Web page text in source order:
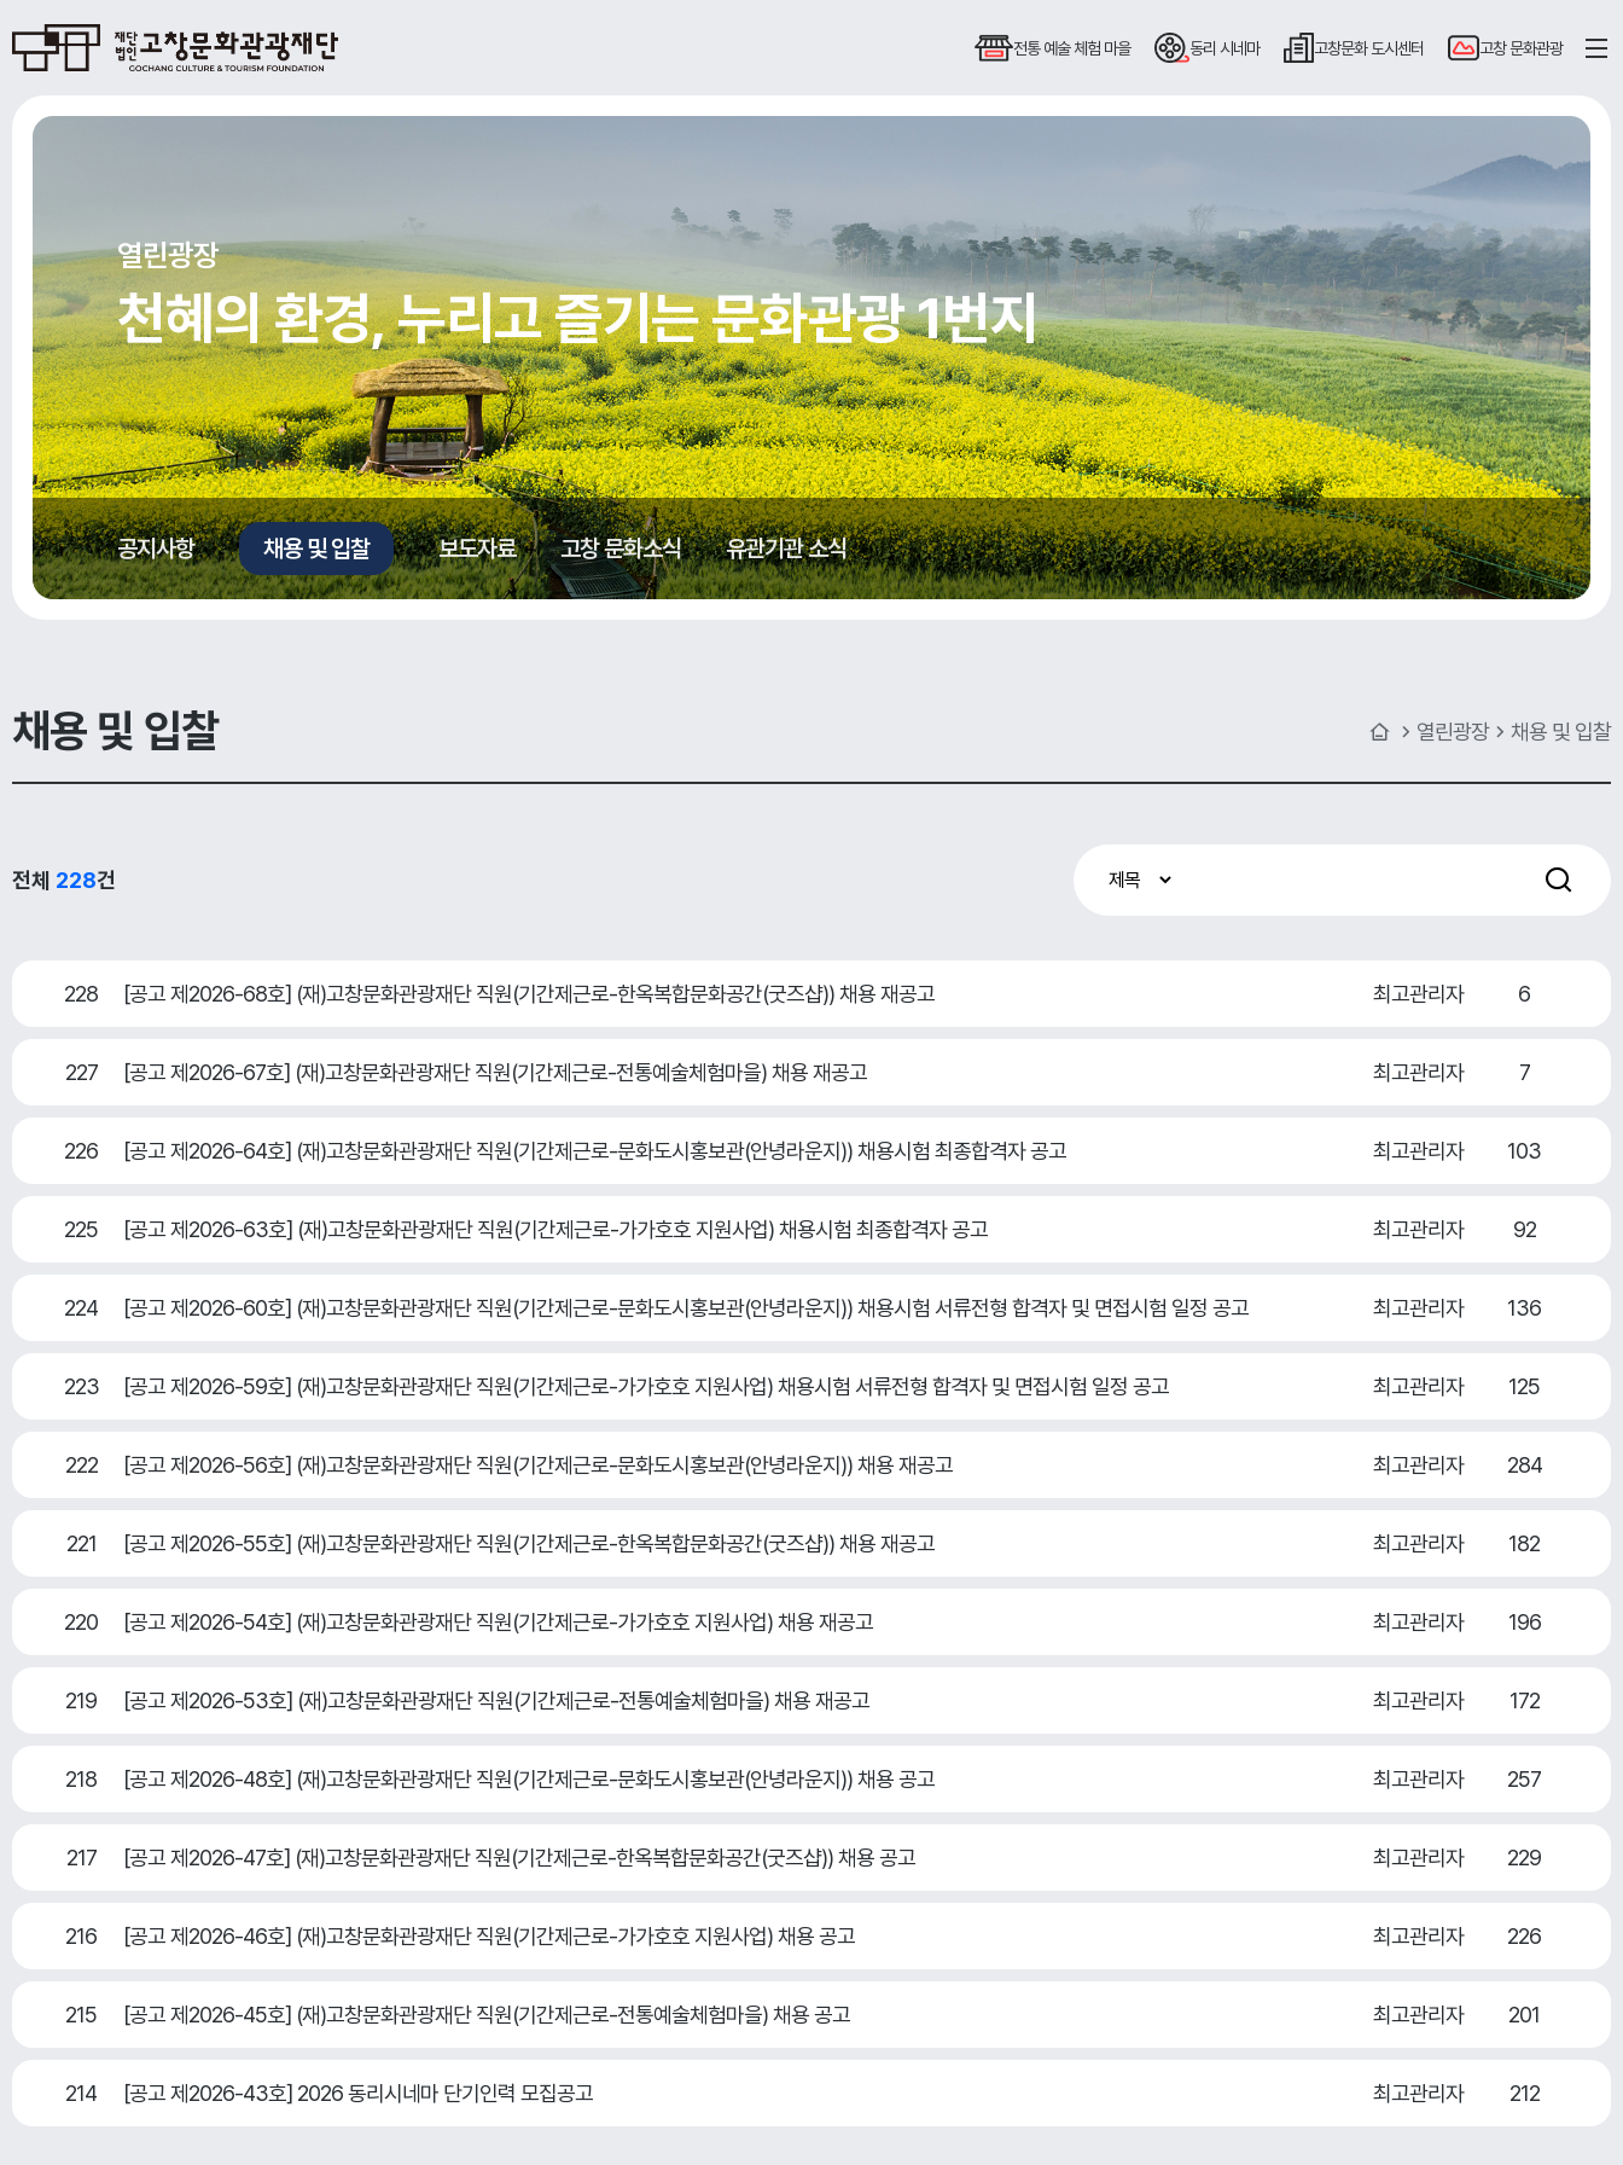
전통 예술체험 마을 동리 시네마 고창문화도시센터 고창문화관광
열린광장
천혜의 환경, 누리고 즐기는 문화관광 1번지
공지사항 채용 및 입찰 보도자료 고창 문화소식 유관기관 소식
채용 및 입찰 열린광장 채용 및 입찰
전체 228건
228 [공고 제2026-68호] (재)고창문화관광재단 직원(기간제근로-한옥복합문화공간(굿즈샵)) 채용 재공고 최고관리자 6
227 [공고 제2026-67호] (재)고창문화관광재단 직원(기간제근로-전통예술체험마을) 채용 재공고 최고관리자 7
226 [공고 제2026-64호] (재)고창문화관광재단 직원(기간제근로-문화도시홍보관(안녕라운지)) 채용시험 최종합격자 공고 최고관리자 103
225 [공고 제2026-63호] (재)고창문화관광재단 직원(기간제근로-가가호호 지원사업) 채용시험 최종합격자 공고 최고관리자 92
224 [공고 제2026-60호] (재)고창문화관광재단 직원(기간제근로-문화도시홍보관(안녕라운지)) 채용시험 서류전형 합격자 및 면접시험 일정 공고 최고관리자 136
223 [공고 제2026-59호] (재)고창문화관광재단 직원(기간제근로-가가호호 지원사업) 채용시험 서류전형 합격자 및 면접시험 일정 공고 최고관리자 125
222 [공고 제2026-56호] (재)고창문화관광재단 직원(기간제근로-문화도시홍보관(안녕라운지)) 채용 재공고 최고관리자 284
221 [공고 제2026-55호] (재)고창문화관광재단 직원(기간제근로-한옥복합문화공간(굿즈샵)) 채용 재공고 최고관리자 182
220 [공고 제2026-54호] (재)고창문화관광재단 직원(기간제근로-가가호호 지원사업) 채용 재공고 최고관리자 196
219 [공고 제2026-53호] (재)고창문화관광재단 직원(기간제근로-전통예술체험마을) 채용 재공고 최고관리자 172
218 [공고 제2026-48호] (재)고창문화관광재단 직원(기간제근로-문화도시홍보관(안녕라운지)) 채용 공고 최고관리자 257
217 [공고 제2026-47호] (재)고창문화관광재단 직원(기간제근로-한옥복합문화공간(굿즈샵)) 채용 공고 최고관리자 229
216 [공고 제2026-46호] (재)고창문화관광재단 직원(기간제근로-가가호호 지원사업) 채용 공고 최고관리자 226
215 [공고 제2026-45호] (재)고창문화관광재단 직원(기간제근로-전통예술체험마을) 채용 공고 최고관리자 201
214 [공고 제2026-43호] 2026 동리시네마 단기인력 모집공고 최고관리자 212